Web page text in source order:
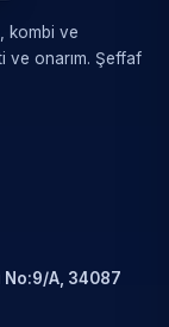
kombi ve
ve onarım. Şeffaf
No:9/A, 34087